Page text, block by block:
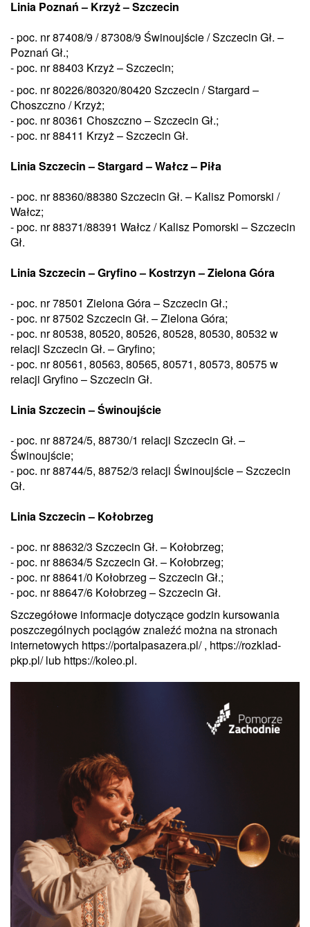
Linia Poznań – Krzyż – Szczecin
- poc. nr 87408/9 / 87308/9 Świnoujście / Szczecin Gł. –
Poznań Gł.;
- poc. nr 88403 Krzyż – Szczecin;
- poc. nr 80226/80320/80420 Szczecin / Stargard –
Choszczno / Krzyż;
- poc. nr 80361 Choszczno – Szczecin Gł.;
- poc. nr 88411 Krzyż – Szczecin Gł.
Linia Szczecin – Stargard – Wałcz – Piła
- poc. nr 88360/88380 Szczecin Gł. – Kalisz Pomorski /
Wałcz;
- poc. nr 88371/88391 Wałcz / Kalisz Pomorski – Szczecin
Gł.
Linia Szczecin – Gryfino – Kostrzyn – Zielona Góra
- poc. nr 78501 Zielona Góra – Szczecin Gł.;
- poc. nr 87502 Szczecin Gł. – Zielona Góra;
- poc. nr 80538, 80520, 80526, 80528, 80530, 80532 w
relacji Szczecin Gł. – Gryfino;
- poc. nr 80561, 80563, 80565, 80571, 80573, 80575 w
relacji Gryfino – Szczecin Gł.
Linia Szczecin – Świnoujście
- poc. nr 88724/5, 88730/1 relacji Szczecin Gł. –
Świnoujście;
- poc. nr 88744/5, 88752/3 relacji Świnoujście – Szczecin
Gł.
Linia Szczecin – Kołobrzeg
- poc. nr 88632/3 Szczecin Gł. – Kołobrzeg;
- poc. nr 88634/5 Szczecin Gł. – Kołobrzeg;
- poc. nr 88641/0 Kołobrzeg – Szczecin Gł.;
- poc. nr 88647/6 Kołobrzeg – Szczecin Gł.
Szczegółowe informacje dotyczące godzin kursowania
poszczególnych pociągów znaleźć można na stronach
internetowych https://portalpasazera.pl/ , https://rozklad-
pkp.pl/ lub https://koleo.pl.